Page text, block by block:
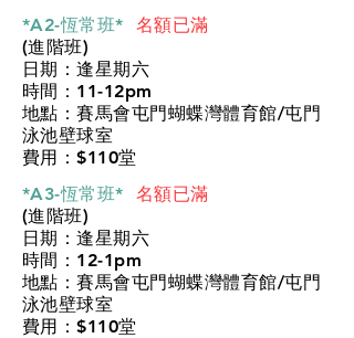
*A2-恆常班* 名額已滿
(進階班)
日期：逢星期六
時間：11-12pm
地點：賽馬會屯門蝴蝶灣體育館/屯門
泳池壁球室
費用：$110堂
*A3-恆常班* 名額已滿
(進階班)
日期：逢星期六
時間：12-1pm
地點：賽馬會屯門蝴蝶灣體育館/屯門
泳池壁球室
費用：$110堂